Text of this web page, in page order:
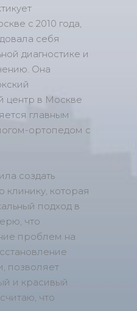
с 2010 года,
себя
диагностике и
Она
центр в Москве
главным
ортопедом с
создать
клинику, которая
подход в
что
проблем на
позволяет
и красивый
что